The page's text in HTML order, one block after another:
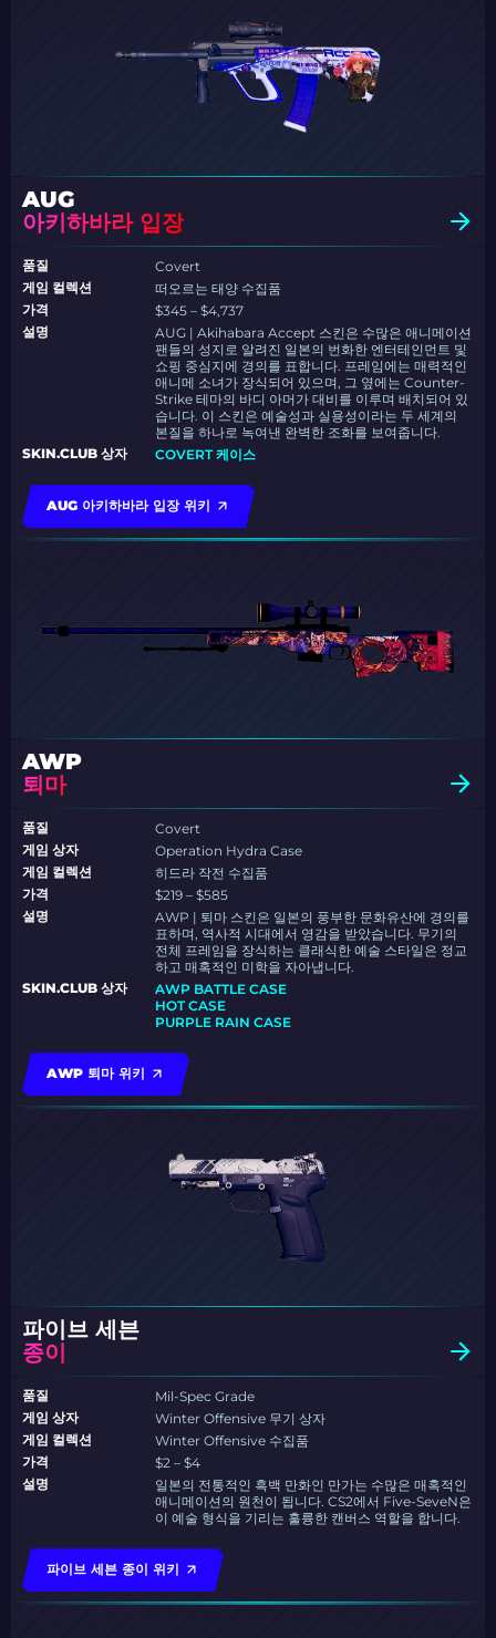
AUG
아키하바라 입장
품질
Covert
게임 컬렉션
떠오르는 태양 수집품
가격
$345 – $4,737
설명
AUG | Akihabara Accept 스킨은 수많은 애니메이션
팬들의 성지로 알려진 일본의 번화한 엔터테인먼트 및
쇼핑 중심지에 경의를 표합니다. 프레임에는 매력적인
애니메 소녀가 장식되어 있으며, 그 옆에는 Counter-
Strike 테마의 바디 아머가 대비를 이루며 배치되어 있
습니다. 이 스킨은 예술성과 실용성이라는 두 세계의
본질을 하나로 녹여낸 완벽한 조화를 보여줍니다.
SKIN.CLUB 상자
COVERT 케이스
AUG 아키하바라 입장 위키
AWP
퇴마
품질
Covert
게임 상자
Operation Hydra Case
게임 컬렉션
히드라 작전 수집품
가격
$219 – $585
설명
AWP | 퇴마 스킨은 일본의 풍부한 문화유산에 경의를
표하며, 역사적 시대에서 영감을 받았습니다. 무기의
전체 프레임을 장식하는 클래식한 예술 스타일은 정교
하고 매혹적인 미학을 자아냅니다.
SKIN.CLUB 상자
AWP BATTLE CASE
HOT CASE
PURPLE RAIN CASE
AWP 퇴마 위키
파이브 세븐
종이
품질
Mil-Spec Grade
게임 상자
Winter Offensive 무기 상자
게임 컬렉션
Winter Offensive 수집품
가격
$2 – $4
설명
일본의 전통적인 흑백 만화인 만가는 수많은 매혹적인
애니메이션의 원천이 됩니다. CS2에서 Five-SeveN은
이 예술 형식을 기리는 훌륭한 캔버스 역할을 합니다.
파이브 세븐 종이 위키